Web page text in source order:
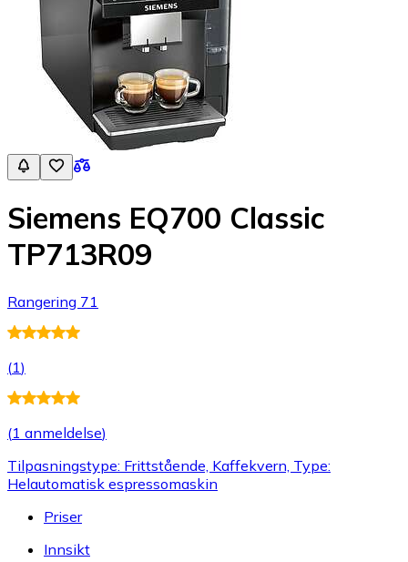
Siemens EQ700 Classic
TP713R09
Rangering 71
(1)
(1 anmeldelse)
Tilpasningstype: Frittstående, Kaffekvern, Type:
Helautomatisk espressomaskin
Priser
Innsikt